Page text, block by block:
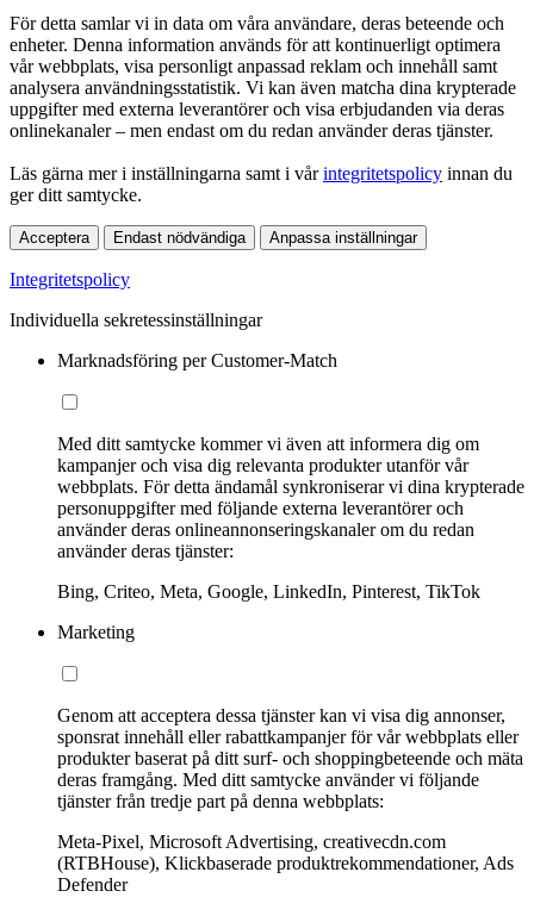
För detta samlar vi in data om våra användare, deras beteende och
enheter. Denna information används för att kontinuerligt optimera
vår webbplats, visa personligt anpassad reklam och innehåll samt
analysera användningsstatistik. Vi kan även matcha dina krypterade
uppgifter med externa leverantörer och visa erbjudanden via deras
onlinekanaler – men endast om du redan använder deras tjänster.
Läs gärna mer i inställningarna samt i vårintegritetspolicy innan du
ger ditt samtycke.
Acceptera Endast nödvändiga Anpassa inställningar
Integritetspolicy
Individuella sekretessinställningar
Marknadsföring per Customer-Match
Med ditt samtycke kommer vi även att informera dig om
kampanjer och visa dig relevanta produkter utanför vår
webbplats. För detta ändamål synkroniserar vi dina krypterade
personuppgifter med följande externa leverantörer och
använder deras onlineannonseringskanaler om du redan
använder deras tjänster:
Bing, Criteo, Meta, Google, LinkedIn, Pinterest, TikTok
Marketing
Genom att acceptera dessa tjänster kan vi visa dig annonser,
sponsrat innehåll eller rabattkampanjer för vår webbplats eller
produkter baserat på ditt surf- och shoppingbeteende och mäta
deras framgång. Med ditt samtycke använder vi följande
tjänster från tredje part på denna webbplats:
Meta-Pixel, Microsoft Advertising, creativecdn.com
(RTBHouse), Klickbaserade produktrekommendationer, Ads
Defender